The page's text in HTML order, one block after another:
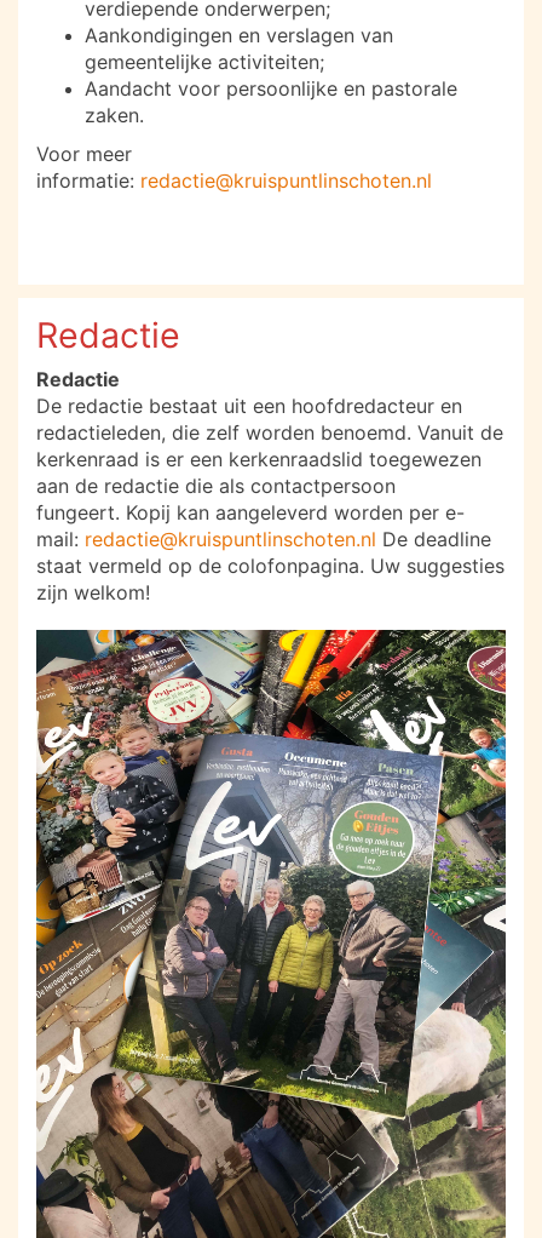
verdiepende onderwerpen;
Aankondigingen en verslagen van
gemeentelijke activiteiten;
Aandacht voor persoonlijke en pastorale
zaken.
Voor meer
informatie: redactie@kruispuntlinschoten.nl
Redactie
Redactie
De redactie bestaat uit een hoofdredacteur en
redactieleden, die zelf worden benoemd. Vanuit de
kerkenraad is er een kerkenraadslid toegewezen
aan de redactie die als contactpersoon
fungeert. Kopij kan aangeleverd worden per e-
mail: redactie@kruispuntlinschoten.nl De deadline
staat vermeld op de colofonpagina. Uw suggesties
zijn welkom!